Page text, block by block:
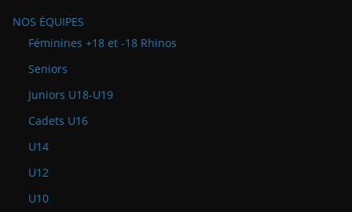
NOS ÉQUIPES
Féminines +18 et -18 Rhinos
Seniors
Juniors U18-U19
Cadets U16
U14
U12
U10